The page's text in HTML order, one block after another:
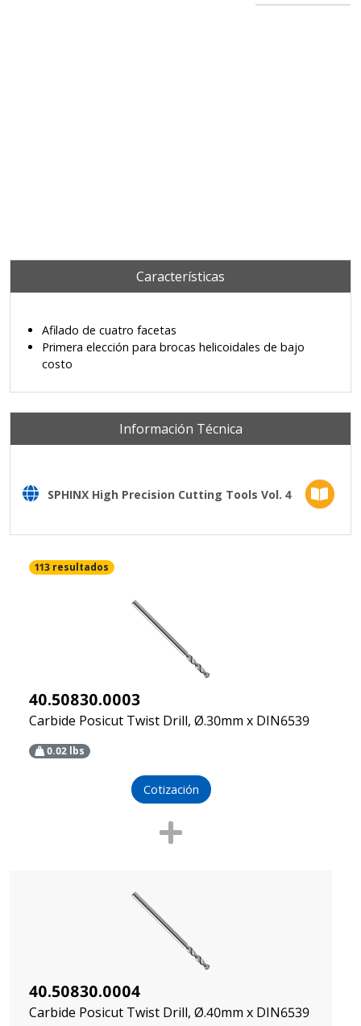
Características
Afilado de cuatro facetas
Primera elección para brocas helicoidales de bajo
costo
Información Técnica
SPHINX High Precision Cutting Tools Vol. 4
113 resultados
40.50830.0003
Carbide Posicut Twist Drill, Ø.30mm x DIN6539
0.02 lbs
Cotización
40.50830.0004
Carbide Posicut Twist Drill, Ø.40mm x DIN6539